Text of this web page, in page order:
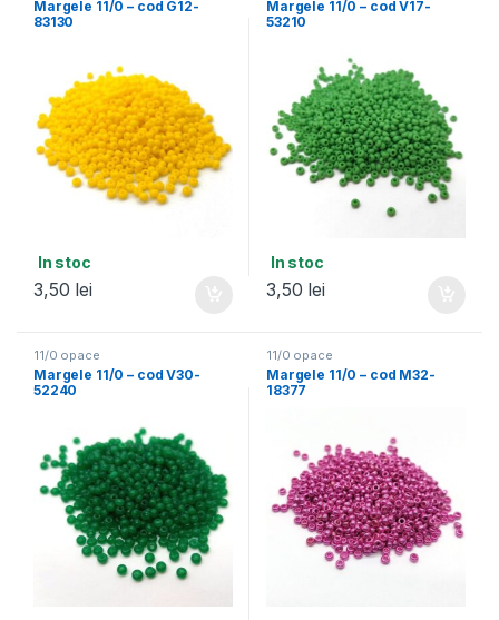
Margele 11/0 – cod G12-
83130
In stoc
3,50 lei
Margele 11/0 – cod V17-
53210
In stoc
3,50 lei
11/0 opace
Margele 11/0 – cod V30-
52240
11/0 opace
Margele 11/0 – cod M32-
18377